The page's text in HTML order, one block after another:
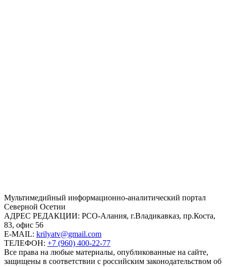
Mультимедийный информационно-аналитический портал
Северной Осетии
АДРЕС РЕДАКЦИИ: РСО-Алания, г.Владикавказ, пр.Коста,
83, офис 56
E-MAIL: krilyatv@gmail.com
ТЕЛЕФОН: +7 (960) 400-22-77
Все права на любые материалы, опубликованные на сайте,
защищены в соответствии с российским законодательством об